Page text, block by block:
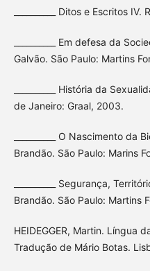
__________ Ditos e Escritos
__________ Em defesa da
Galvão. São Paulo: Martins
__________ História da
de Janeiro: Graal, 2003.
__________ O Nascimento
Brandão. São Paulo: Marins
__________ Segurança,
Brandão. São Paulo: Martins
HEIDEGGER, Martin. Língua
Tradução de Mário Botas.